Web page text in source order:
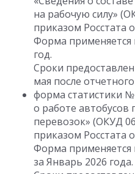
на рабочую силу»
приказом Росстата
Форма применяется
год.
Сроки
мая после
форма статистики
о работе
перевозок» (ОКУД
приказом Росстата
Форма применяется
за Январь 2026 года.